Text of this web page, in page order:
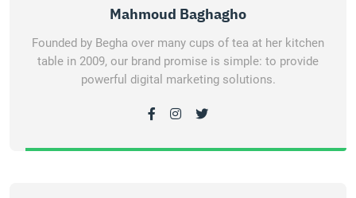
Mahmoud Baghagho
Founded by Begha over many cups of tea at her kitchen
table in 2009, our brand promise is simple: to provide
powerful digital marketing solutions.